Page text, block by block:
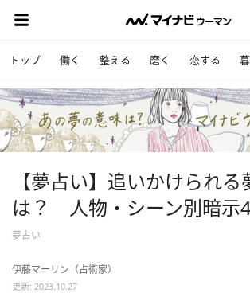
トップ 働く 整える 磨く 恋する
【夢占い】追いかけられ
は？ 人物・シーン別暗示
夢占い
伊藤マーリン（占術家）
更新: 2023.10.27